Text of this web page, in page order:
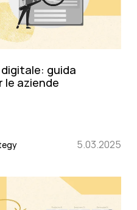
guida
le aziende
5.03.2025